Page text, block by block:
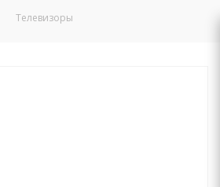
Телевизоры